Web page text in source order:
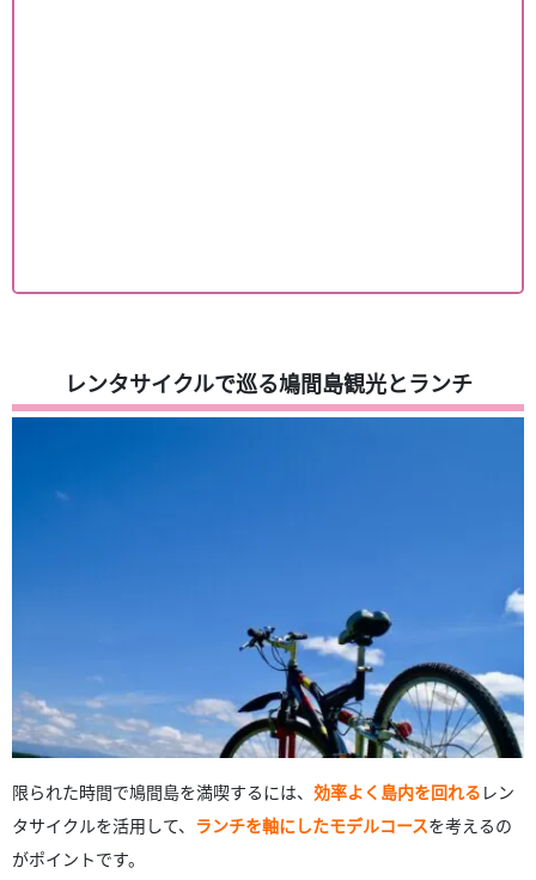
レンタサイクルで巡る鳩間島観光とランチ
限られた時間で鳩間島を満喫するには、 効率よく島内を回れる レン
タサイクルを活用して、 ランチを軸にしたモデルコースを考えるの
がポイントです。